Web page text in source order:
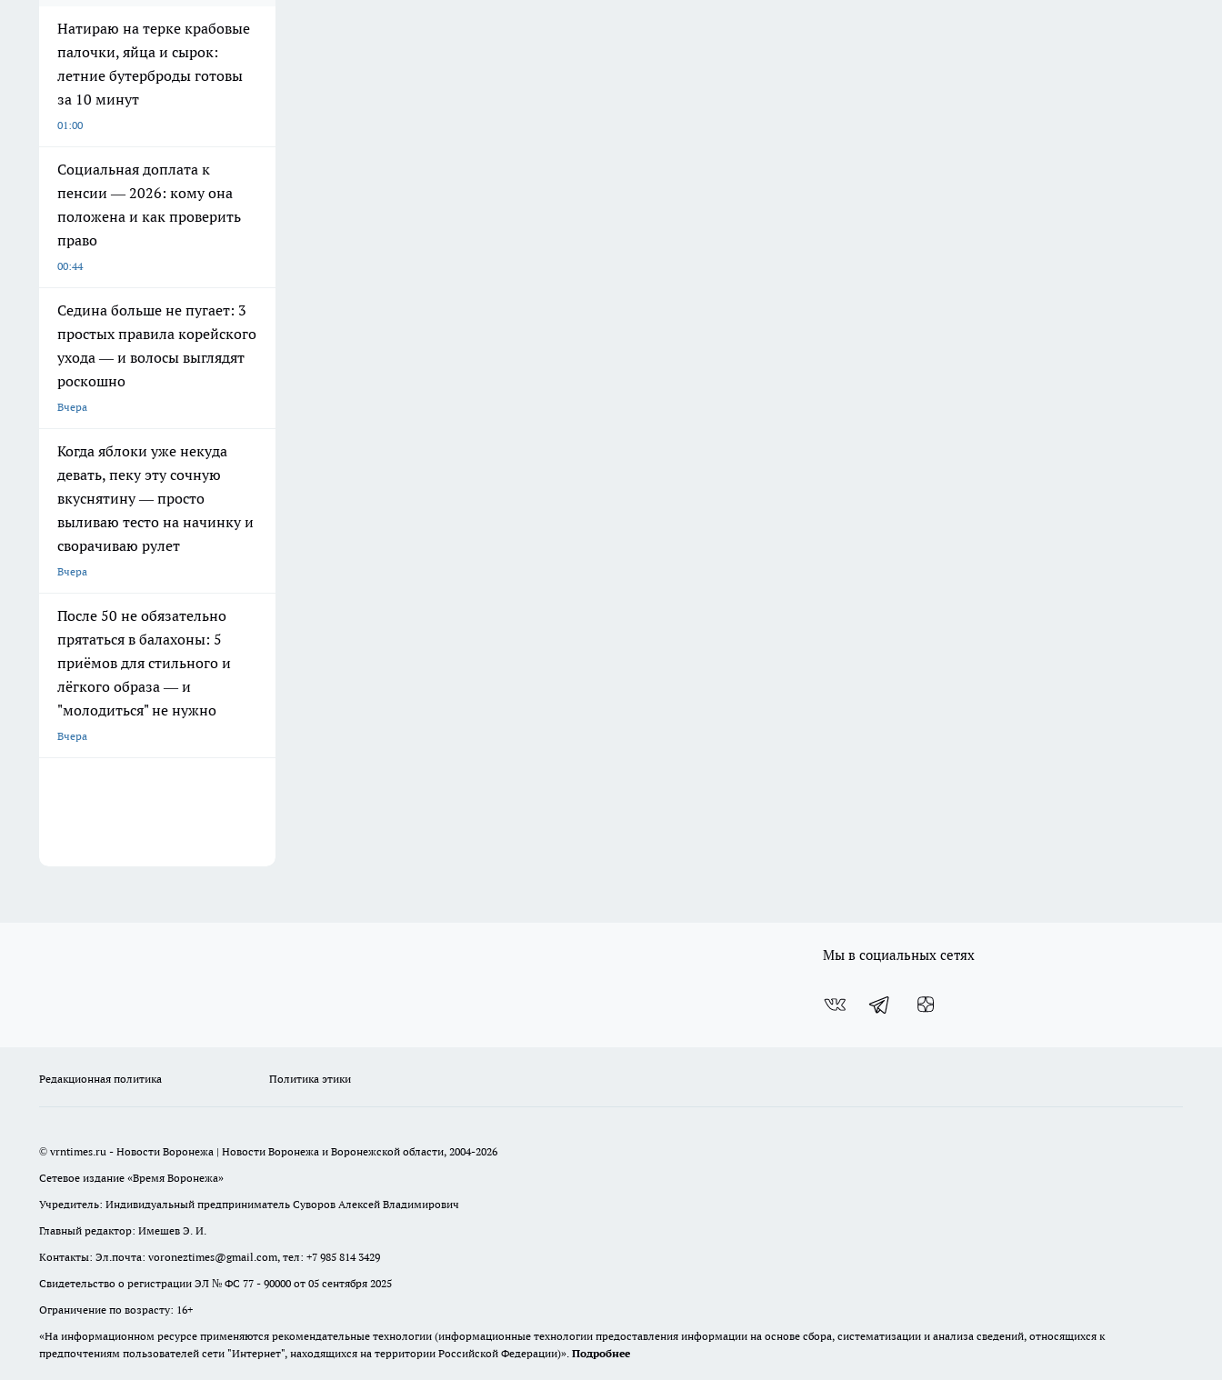
Натираю на терке крабовые
палочки, яйца и сырок:
летние бутерброды готовы
за 10 минут
01:00
Социальная доплата к
пенсии — 2026: кому она
положена и как проверить
право
00:44
Седина больше не пугает: 3
простых правила корейского
ухода — и волосы выглядят
роскошно
Вчера
Когда яблоки уже некуда
девать, пеку эту сочную
вкуснятину — просто
выливаю тесто на начинку и
сворачиваю рулет
Вчера
После 50 не обязательно
прятаться в балахоны: 5
приёмов для стильного и
лёгкого образа — и
"молодиться" не нужно
Вчера
Мы в социальных сетях
Редакционная политика Политика этики
© vrntimes.ru - Новости Воронежа | Новости Воронежа и Воронежской области, 2004-2026
Сетевое издание «Время Воронежа»
Учредитель: Индивидуальный предприниматель Суворов Алексей Владимирович
Главный редактор: Имешев Э. И.
Контакты: Эл.почта: voroneztimes@gmail.com, тел: +7 985 814 3429
Свидетельство о регистрации ЭЛ № ФС 77 - 90000 от 05 сентября 2025
Ограничение по возрасту: 16+
«На информационном ресурсе применяются рекомендательные технологии (информационные технологии предоставления информации на основе сбора, систематизации и анализа сведений, относящихся к
предпочтениям пользователей сети "Интернет", находящихся на территории Российской Федерации)». Подробнее